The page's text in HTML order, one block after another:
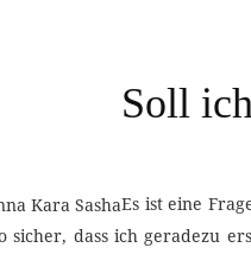
Soll
Es ist eine
sicher, dass ich geradezu